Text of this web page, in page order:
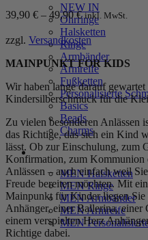
NEW IN
Ohrringe
Halsketten
Ringe
Armbänder
Armreife
Fußketten
Personalisierte
Basics
Beads
Charms
MEN
MEN Halsketten
MEN Ringe
MEN Armbänder
MEN Armreife
MEN
39,90 € – 49,90€ inkl. MwSt.
zzgl. Versandkosten
MAINPUNKT FOR KIDS
Wir haben lange darauf
Kindersilberschmuck für die
Zu vielen besonderen Anlässen
das Richtige, das sich ein Kind
lässt. Ob zur Einschulung, zum
Konfirmation, zum Kommunion
Anlässen – auch einfach weil
Freude bereiten möchten. Mit
Mainpunkt für Kinder liegen
Anhänger, einer Ballerina,
einem verspielten Herz
Richtige dabei.